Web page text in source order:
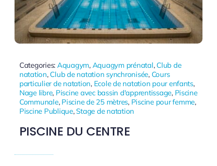
Categories: Aquagym, Aquagym prénatal, Club de
natation, Club de natation synchronisée, Cours
particulier de natation, Ecole de natation pour enfants,
Nage libre, Piscine avec bassin d'apprentissage, Piscine
Communale, Piscine de 25 mètres, Piscine pour femme,
Piscine Publique,Stage de natation
PISCINE DU CENTRE